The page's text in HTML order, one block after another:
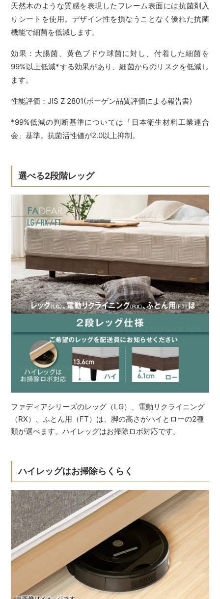
天然木のような質感を表現したフレーム表面には抗菌剤入
りシートを使用。デザイン性を損なうことなく優れた抗菌
機能で細菌を低減します。
効果：大腸菌、黄色ブドウ球菌に対し、付着した細菌を
99%以上低減*する効果があり、細菌からのリスクを低減し
ます。
性能評価：JIS Z 2801(ボーゲン品質評価による報告書)
*99%低減の判断基準については「日本衛生材料工業連合
会」基準。抗菌活性値が2.0以上抑制。
選べる2段階レッグ
ファディアシリーズのレッグ（LG）、電動リクライニング
（RX）、ふとん用（FT）は、脚の高さがハイとローの2種
類が選べます。ハイレッグはお掃除ロボ対応です。
ハイレッグはお掃除らくらく